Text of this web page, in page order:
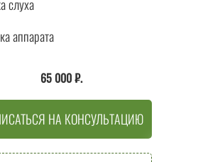
слуха
аппарата
65 000 ₽.
НА КОНСУЛЬТАЦИЮ
СМОТРЕТЬ ВЕСЬ КАТАЛОГ